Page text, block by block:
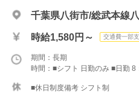
千葉県八街市/総武本線
時給1,580円～ 交通費一部
期間：長期
時間：■シフト 日勤のみ ■日勤 8
■休日制度備考 シフト制